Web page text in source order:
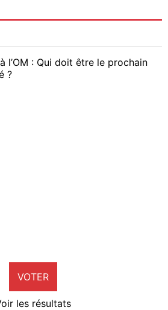
l’OM : Qui doit être le prochain
?
VOTER
les résultats